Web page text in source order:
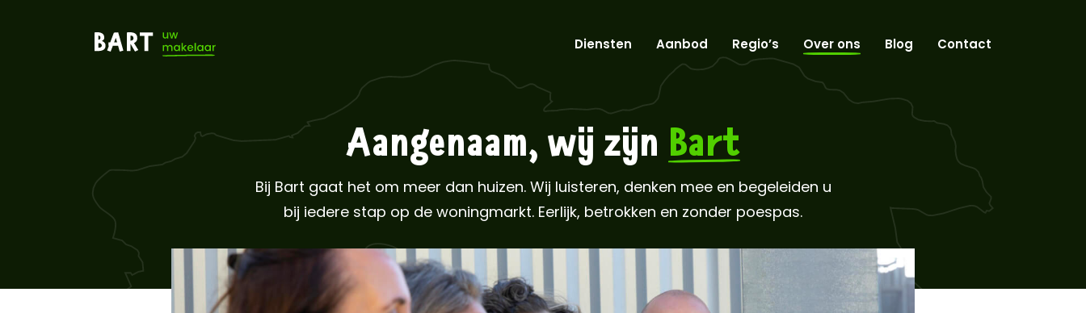
Diensten Aanbod Regio’s Over ons Blog Contact
Aangenaam, wij zijn Bart
Bij Bart gaat het om meer dan huizen. Wij luisteren, denken mee en begeleiden u
bij iedere stap op de woningmarkt. Eerlijk, betrokken en zonder poespas.